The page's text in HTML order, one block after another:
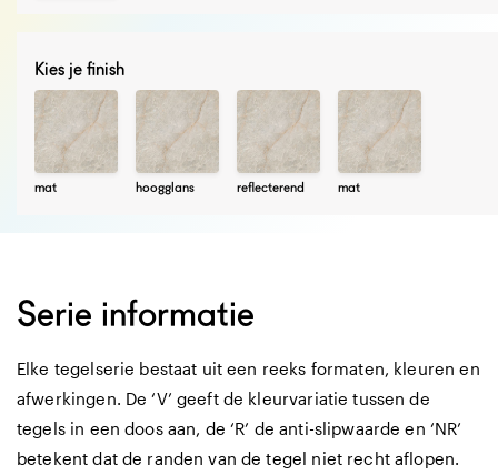
Kies je finish
mat hoogglans reflecterend mat
Serie informatie
Elke tegelserie bestaat uit een reeks formaten, kleuren en
afwerkingen. De ‘V’ geeft de kleurvariatie tussen de
tegels in een doos aan, de ‘R’ de anti-slipwaarde en ‘NR’
betekent dat de randen van de tegel niet recht aflopen.